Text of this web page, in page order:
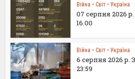
Війна • Світ • Україна
07 серпня 2026
16.00
Війна • Світ • Україна
6 серпня 2026
23:59